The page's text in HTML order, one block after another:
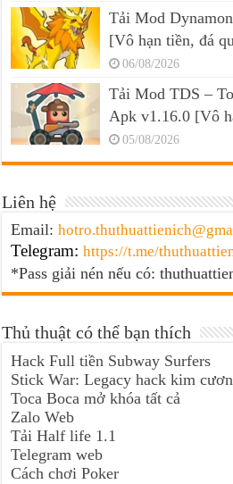
Tải Mod
[Vô hạn tiền, đá
06/08/2026
Tải Mod TDS –
Apk v1.16.0 [Vô
05/08/2026
Liên hệ
Email:
Telegram: https://t.me/
*Pass giải nén nếu có:
Thủ thuật có thể bạn thích
Hack Full tiền Subway Surfers
Stick War: Legacy hack kim
Toca Boca mở khóa tất cả
Zalo Web
Tải Half life 1.1
Telegram web
Cách chơi Poker